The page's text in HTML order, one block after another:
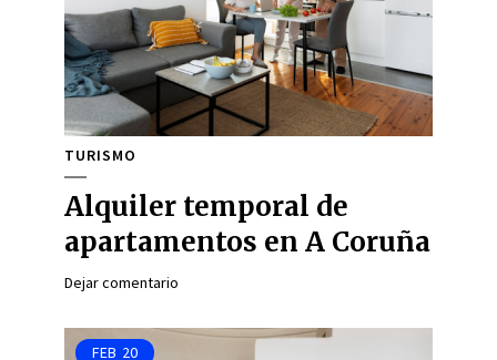
TURISMO
Alquiler temporal de
apartamentos en A Coruña
Dejar comentario
FEB 20